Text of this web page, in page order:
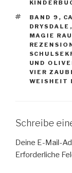
BAND 9 ,
DRYSDALE ,
MAGIE
UND
VIER
WEISHEIT
Schreibe
Deine E-Mail-
Erforderliche